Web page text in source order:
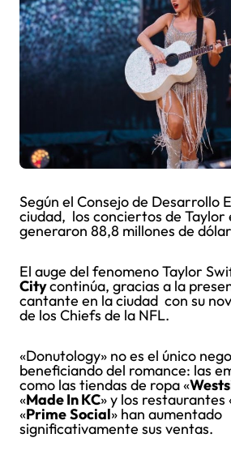
Según el Consejo de Desarrollo
ciudad, los conciertos de Taylor
generaron 88,8 millones de
El auge del fenomeno Taylor
Citycontinúa, gracias a la
cantante en la ciudad con su
de los Chiefs de la NFL.
«Donutology» no es el único
beneficiando del romance: las
como las tiendas de ropa «
«Made In KC» y los restaurantes
«PrimeSocial» han aumentado
significativamente sus ventas.